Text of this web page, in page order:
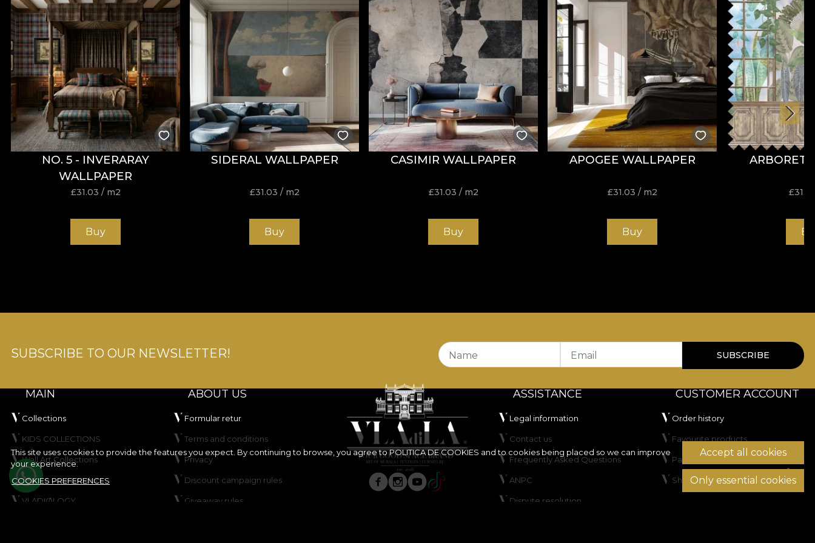
NO. 5 - INVERARAY
WALLPAPER
£31.03 / m2
Buy
SIDERAL WALLPAPER
£31.03 / m2
Buy
CASIMIR WALLPAPER
£31.03 / m2
Buy
APOGEE WALLPAPER
£31.03 / m2
Buy
£
This site uses cookies to provide the features you expect. By continuing to browse, you agree toPOLITICA DE COOKIES and to cookies being placed so we can improve
your experience.
COOKIES PREFERENCES
Accept all cookies
Only essential cookies
SUBSCRIBE TO OUR NEWSLETTER! Name Email SUBSCRIBE
MAIN
Collections
KIDS COLLECTIONS
Wall Art Collections
Create your product
VLADIØLOGY
ABOUT US
Formular retur
Terms and conditions
Privacy
Discount campaign rules
Giveaway rules
ASSISTANCE
Legal information
Contact us
Frequently Asked Questions
ANPC
Dispute resolution
CUSTOMER ACCOUNT
Order history
Favourite products
Payment methods
Shipping & Returns